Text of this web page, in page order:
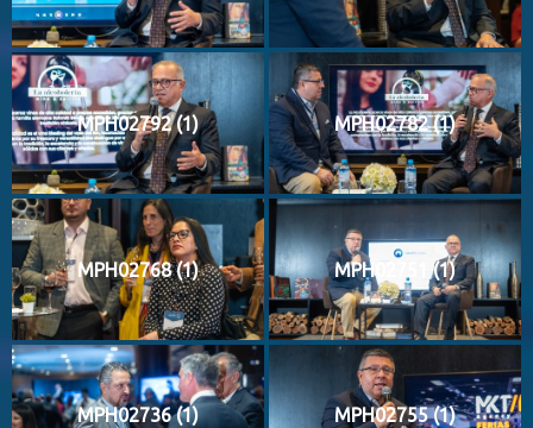
MPH02792 (1) MPH02782 (1)
MPH02768 (1) MPH02751 (1)
MPH02736 (1) MPH02755 (1)